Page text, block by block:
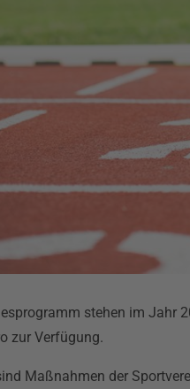
stehen im Jahr
zur Verfügung.
Maßnahmen der